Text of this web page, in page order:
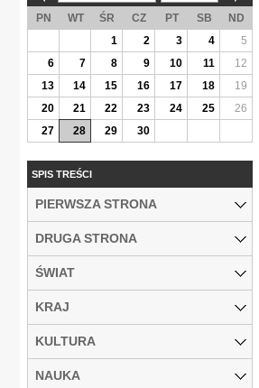
PN WT ŚR CZ PT SB
ND
1
2 3 4
5
6
7 8 9 10 11
12
13
14 15 16 17 18
19
20
21 22 23 24 25
26
27
28 29 30
SPIS TREŚCI
PIERWSZA STRONA
DRUGA STRONA
ŚWIAT
KRAJ
KULTURA
NAUKA